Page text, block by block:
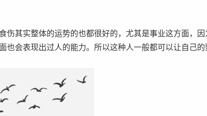
伤其实整体的运势的也都很好的，尤其是事业这方面，
也会表现出过人的能力。所以这种人一般都可以让自己